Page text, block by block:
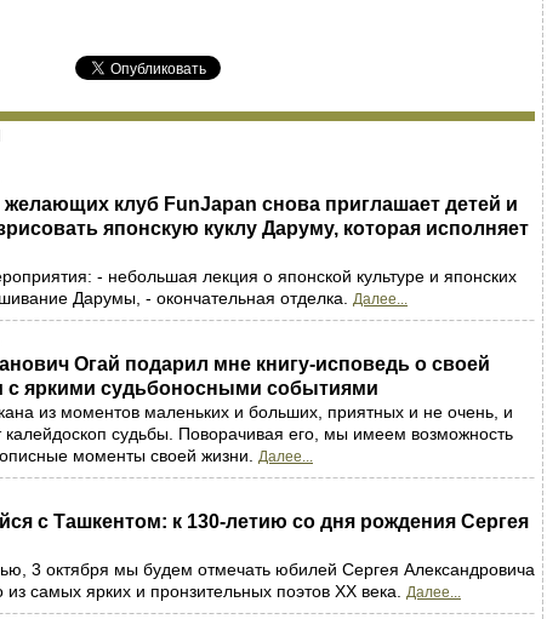
клуб FunJapan снова приглашает детей и
японскую куклу Даруму, которая исполняет
- небольшая лекция о японской культуре и японских
Дарумы, - окончательная отделка. Далее...
Огай подарил мне книгу-исповедь о своей
с яркими судьбоносными событиями
из моментов маленьких и больших, приятных и не очень, и
калейдоскоп судьбы. Поворачивая его, мы имеем возможность
моменты своей жизни. Далее...
с Ташкентом: к 130-летию со дня рождения Сергея
3 октября мы будем отмечать юбилей Сергея Александровича
из самых ярких и пронзительных поэтов XX века. Далее...